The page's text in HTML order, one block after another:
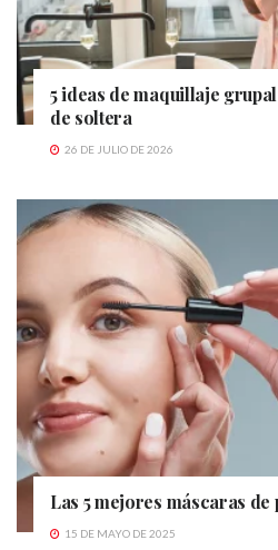
5 ideas de maquillaje
de soltera
26 DE JULIO DE 2026
Las 5 mejores máscaras
15 DE MAYO DE 2025